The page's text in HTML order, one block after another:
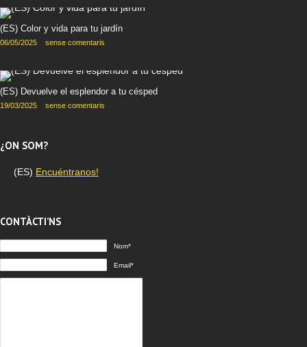
(ES) Color y vida para tu jardín
06/05/2025 sense comentaris
(ES) Devuelve el esplendor a tu césped
19/03/2025 sense comentaris
¿ON SOM?
(ES) Encuéntranos!
CONTÀCTI’NS
Nom*
Email*